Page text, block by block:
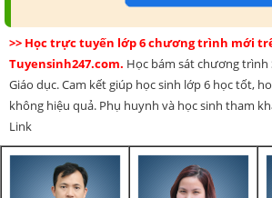
>> Học trực tuyến lớp 6 chương trình mới
Tuyensinh247.com. Học bám sát chương trình
Giáo dục. Cam kết giúp học sinh lớp 6 học tốt,
không hiệu quả. Phụ huynh và học sinh tham
Link